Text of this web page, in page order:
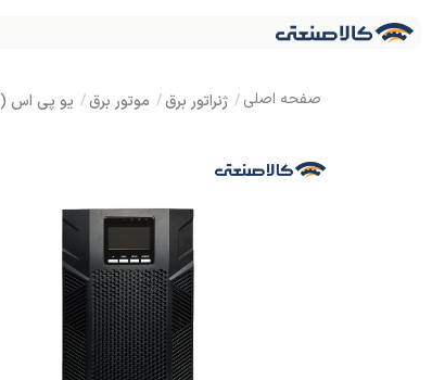
ژنراتور برق موتور برق یو پی اس (UPS)